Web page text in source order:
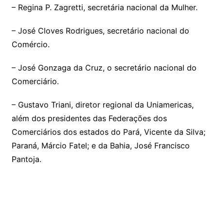
– Regina P. Zagretti, secretária nacional da Mulher.
– José Cloves Rodrigues, secretário nacional do
Comércio.
– José Gonzaga da Cruz, o secretário nacional do
Comerciário.
– Gustavo Triani, diretor regional da Uniamericas,
além dos presidentes das Federações dos
Comerciários dos estados do Pará, Vicente da Silva;
Paraná, Márcio Fatel; e da Bahia, José Francisco
Pantoja.